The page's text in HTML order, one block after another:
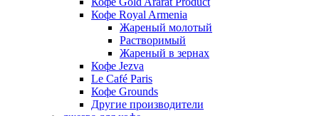
Кофе Royal Armenia
Жареный молотый
Растворимый
Жареный в зернах
Кофе Jezva
Le Café Paris
Кофе Grounds
Другие производители